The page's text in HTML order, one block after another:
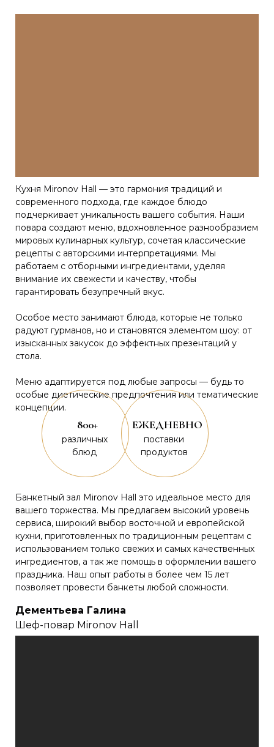
800+ ЕЖЕДНЕВНО
различных
блюд
поставки
продуктов
Кухня Mironov Hall — это гармония традиций и
современного подхода, где каждое блюдо
подчеркивает уникальность вашего события. Наши
повара создают меню, вдохновленное разнообразием
мировых кулинарных культур, сочетая классические
рецепты с авторскими интерпретациями. Мы
работаем с отборными ингредиентами, уделяя
внимание их свежести и качеству, чтобы
гарантировать безупречный вкус.
Особое место занимают блюда, которые не только
радуют гурманов, но и становятся элементом шоу: от
изысканных закусок до эффектных презентаций у
стола.
Меню адаптируется под любые запросы — будь то
особые диетические предпочтения или тематические
концепции.
Банкетный зал Mironov Hall это идеальное место для
вашего торжества. Мы предлагаем высокий уровень
сервиса, широкий выбор восточной и европейской
кухни, приготовленных по традиционным рецептам с
использованием только свежих и самых качественных
ингредиентов, а так же помощь в оформлении вашего
праздника. Наш опыт работы в более чем 15 лет
позволяет провести банкеты любой сложности.
Дементьева Галина
Шеф-повар Mironov Hall